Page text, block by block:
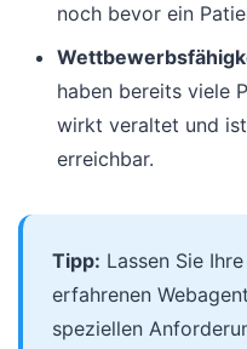
noch bevor ein
haben bereits viele
wirkt veraltet und
erreichbar.
Tipp: Lassen Sie
erfahrenen
speziellen